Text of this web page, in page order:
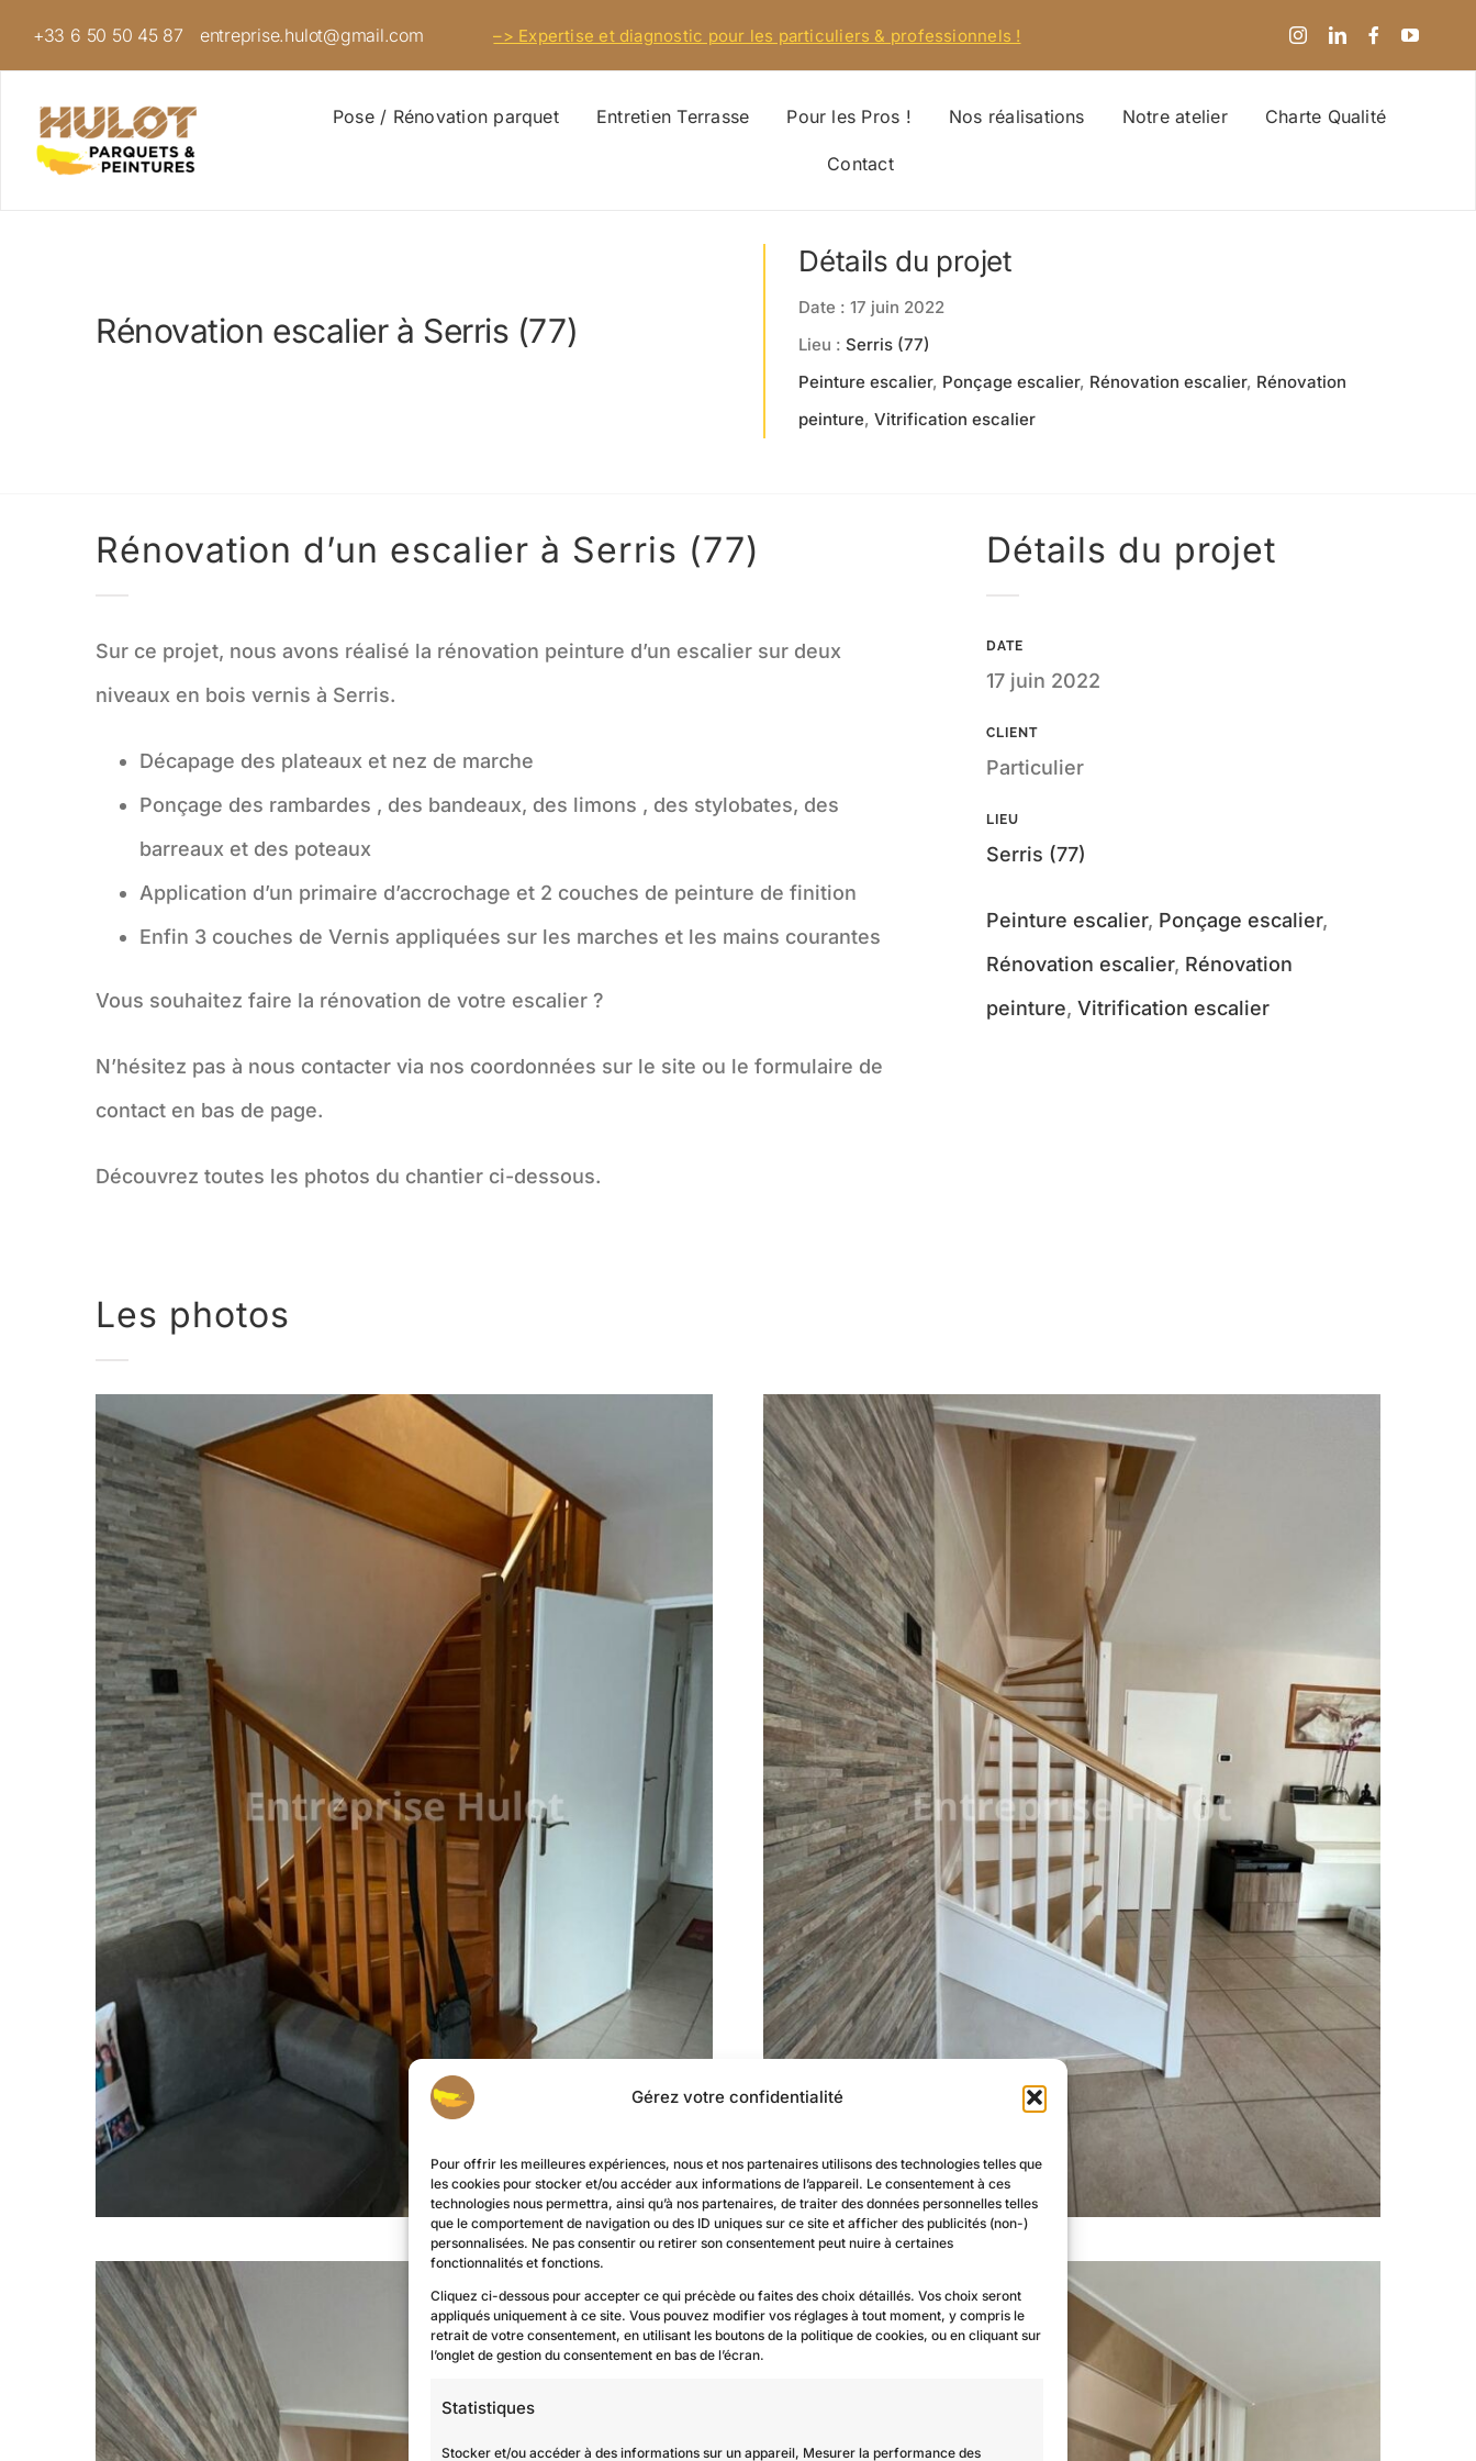
Gérez votre confidentialité
Pour offrir les meilleures expériences, nous et nos partenaires utilisons des technologies telles que
les cookies pour stocker et/ou accéder aux informations de l’appareil. Le consentement à ces
technologies nous permettra, ainsi qu’à nos partenaires, de traiter des données personnelles telles
que le comportement de navigation ou des ID uniques sur ce site et afficher des publicités (non-)
personnalisées. Ne pas consentir ou retirer son consentement peut nuire à certaines
fonctionnalités et fonctions.
Cliquez ci-dessous pour accepter ce qui précède ou faites des choix détaillés. Vos choix seront
appliqués uniquement à ce site. Vous pouvez modifier vos réglages à tout moment, y compris le
retrait de votre consentement, en utilisant les boutons de la politique de cookies, ou en cliquant sur
l’onglet de gestion du consentement en bas de l’écran.
Statistiques
Stocker et/ou accéder à des informations sur un appareil, Mesurer la performance des
+33 6 50 50 45 87 entreprise.hulot@gmail.com –> Expertise et diagnostic pour les particuliers & professionnels !
Pose / Rénovation parquet Entretien Terrasse Pour les Pros ! Nos réalisations Notre atelier Charte Qualité
Contact
Rénovation escalier à Serris (77)
Détails du projet
Date : 17 juin 2022
Lieu :Serris (77)
Peinture escalier, Ponçage escalier, Rénovation escalier, Rénovation
peinture,Vitrification escalier
Rénovation d’un escalier à Serris (77)
Sur ce projet, nous avons réalisé la rénovation peinture d’un escalier sur deux
niveaux en bois vernis à Serris.
Décapage des plateaux et nez de marche
Ponçage des rambardes , des bandeaux, des limons , des stylobates, des
barreaux et des poteaux
Application d’un primaire d’accrochage et 2 couches de peinture de finition
Enfin 3 couches de Vernis appliquées sur les marches et les mains courantes
Vous souhaitez faire la rénovation de votre escalier ?
N’hésitez pas à nous contacter via nos coordonnées sur le site ou le formulaire de
contact en bas de page.
Découvrez toutes les photos du chantier ci-dessous.
Détails du projet
DATE
17 juin 2022
CLIENT
Particulier
LIEU
Serris (77)
Peinture escalier, Ponçage escalier,
Rénovation escalier, Rénovation
peinture,Vitrification escalier
Les photos